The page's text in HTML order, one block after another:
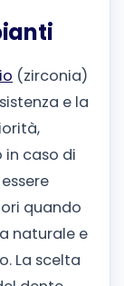
(zirconia)
e la
caso di
quando
naturale e
La scelta